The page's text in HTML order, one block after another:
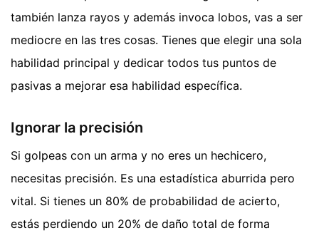
también lanza rayos y además invoca lobos, vas a ser
mediocre en las tres cosas. Tienes que elegir una sola
habilidad principal y dedicar todos tus puntos de
pasivas a mejorar esa habilidad específica.
Ignorar la precisión
Si golpeas con un arma y no eres un hechicero,
necesitas precisión. Es una estadística aburrida pero
vital. Si tienes un 80% de probabilidad de acierto,
estás perdiendo un 20% de daño total de forma